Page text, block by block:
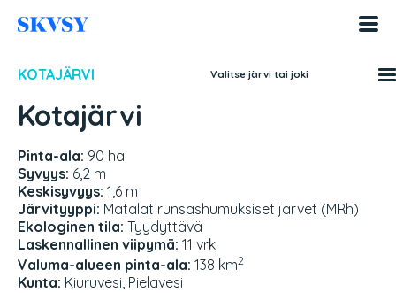
sisältöön
KOTAJÄRVI Valitse järvi tai joki
Kotajärvi
Pinta-ala: 90 ha
Syvyys: 6,2 m
Keskisyvyys: 1,6 m
Järvityyppi: Matalat runsashumuksiset järvet (MRh)
Ekologinen tila: Tyydyttävä
Laskennallinen viipymä: 11 vrk
Valuma-alueen pinta-ala: 138 km2
Kunta: Kiuruvesi, Pielavesi